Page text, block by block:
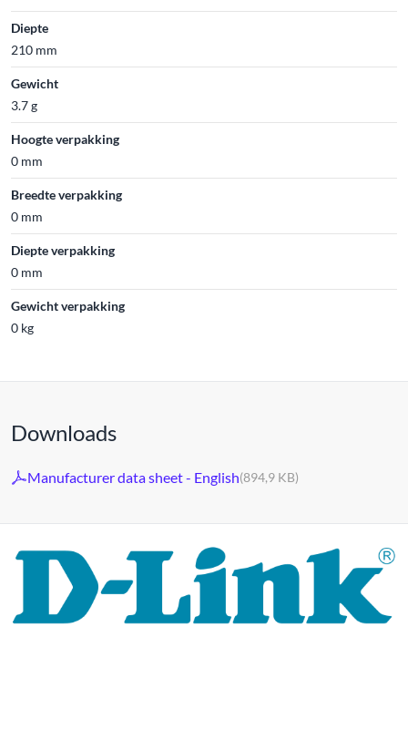
Diepte
210 mm
Gewicht
3.7 g
Hoogte verpakking
0 mm
Breedte verpakking
0 mm
Diepte verpakking
0 mm
Gewicht verpakking
0 kg
Downloads
Manufacturer data sheet - English(894,9 KB)